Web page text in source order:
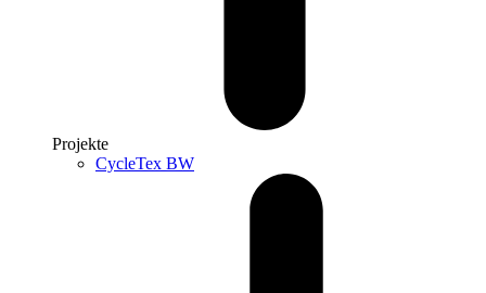
Projekte
CycleTex BW